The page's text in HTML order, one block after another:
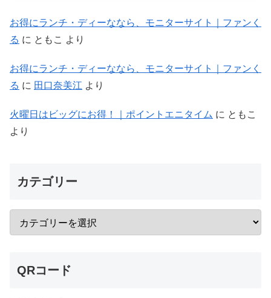
お得にランチ・ディーななら、モニターサイト｜ファンく
る に ともこ より
お得にランチ・ディーななら、モニターサイト｜ファンく
る に 田口奈美江 より
火曜日はビッグにお得！｜ポイントエニタイム に ともこ
より
カテゴリー
QRコード